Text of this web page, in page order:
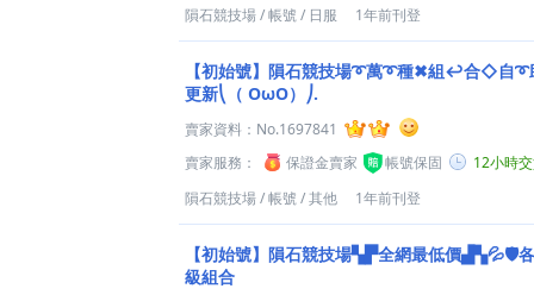
隕石競技場/帳號/ 日服 1年前刊登
【初始號】隕石競技場➰萬➰種✖組↩合◇自
更新⎝（ OωO）⎠.
賣家資料： No.1697841
賣家服務：
保證金賣家 帳號保固
12小時
隕石競技場/帳號/其他 1年前刊登
【初始號】隕石競技場▚▛全網最低價▟▚💦🛡️各
級組合